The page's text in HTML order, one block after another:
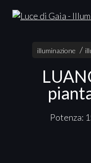
illuminazione
Potenza: